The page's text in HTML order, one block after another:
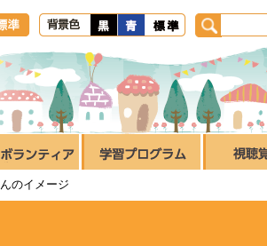
のイメージ